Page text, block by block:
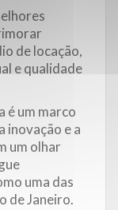
de locação,
e qualidade
é um marco
inovação e a
um olhar
uma das
de Janeiro.